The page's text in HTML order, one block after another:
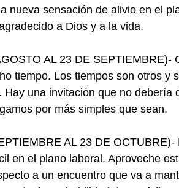
nueva sensación de alivio en el
a Dios y a la vida.
AL 23 DE
tiempo. Los tiempos son otros y
Hay una invitación que no debería
por más simples que sean.
AL 23 DE
en el plano laboral. Aproveche
a un encuentro que va a